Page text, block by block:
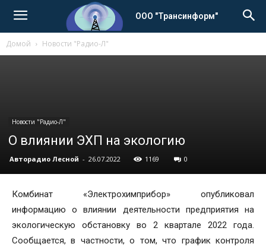
ООО "Трансинформ"
Домой Новости "Радио-Л"
Новости "Радио-Л"
О влиянии ЭХП на экологию
Авторадио Лесной - 26.07.2022 1169 0
Комбинат «Электрохимприбор» опубликовал
информацию о влиянии деятельности предприятия на
экологическую обстановку во 2 квартале 2022 года.
Сообщается, в частности, о том, что график контроля